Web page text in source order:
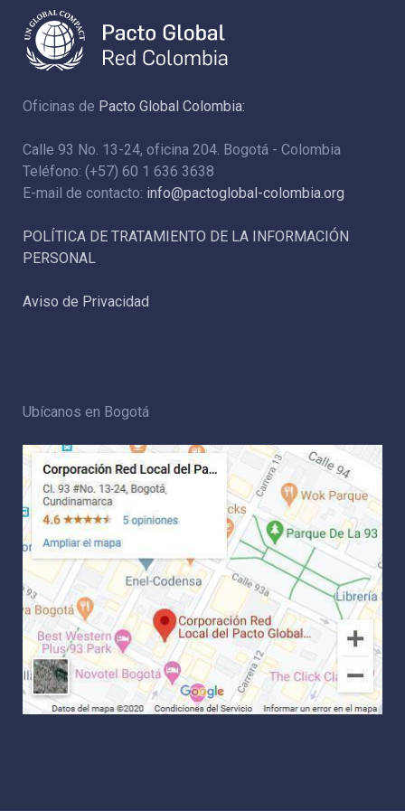
Oficinas de Pacto Global Colombia:
Calle 93 No. 13-24, oficina 204. Bogotá - Colombia
Teléfono: (+57) 60 1 636 3638
E-mail de contacto: info@pactoglobal-colombia.org
POLÍTICA DE TRATAMIENTO DE LA INFORMACIÓN
PERSONAL
Aviso de Privacidad
Ubícanos en Bogotá